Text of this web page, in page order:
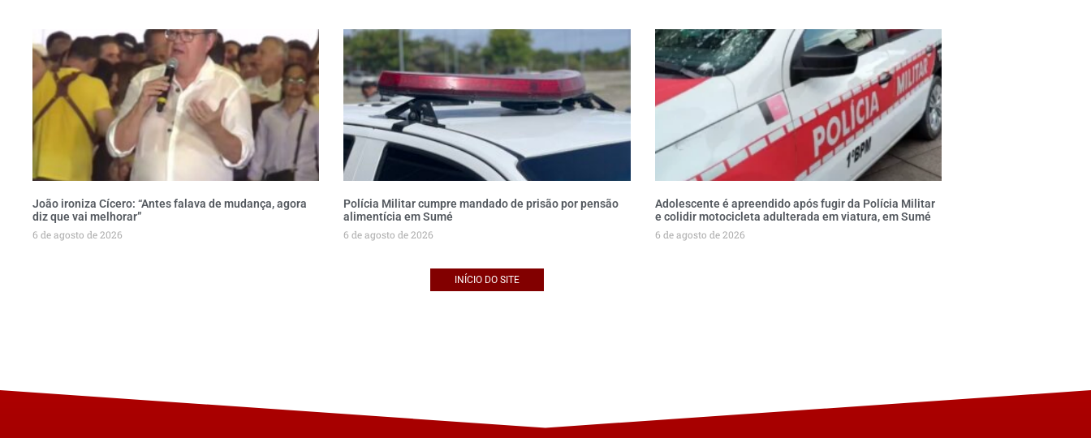
João ironiza Cícero: “Antes falava de mudança, agora
diz que vai melhorar”
6 de agosto de 2026
Polícia Militar cumpre mandado de prisão por pensão
alimentícia em Sumé
6 de agosto de 2026
Adolescente é apreendido após fugir da Polícia Militar
e colidir motocicleta adulterada em viatura, em Sumé
6 de agosto de 2026
INÍCIO DO SITE